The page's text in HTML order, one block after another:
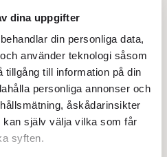
dina uppgifter
behandlar din personliga data,
använder teknologi såsom
till information på din
personliga annonser och
åskådarinsikter
själv välja vilka som får
syften.
Eberhard:Feminisera inte
manliga män slår inte
fler